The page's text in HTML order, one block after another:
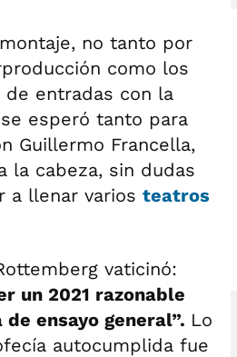
no tanto por
como los
entradas con la
esperó tanto para
Guillermo Francella,
la cabeza, sin dudas
a llenar varios teatros
vaticinó:
un 2021 razonable
ensayo general”. Lo
autocumplida fue